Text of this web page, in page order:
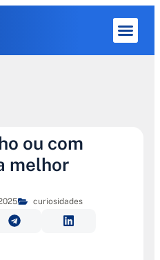
ou com
melhor
curiosidades